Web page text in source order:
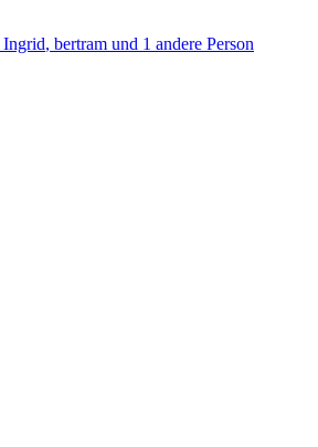
Ingrid, bertram und 1 andere Person